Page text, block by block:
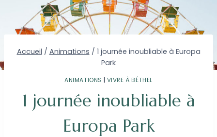
Accueil / Animations / 1 journée inoubliable à Europa
Park
ANIMATIONS | VIVRE À BÉTHEL
1 journée inoubliable à
Europa Park